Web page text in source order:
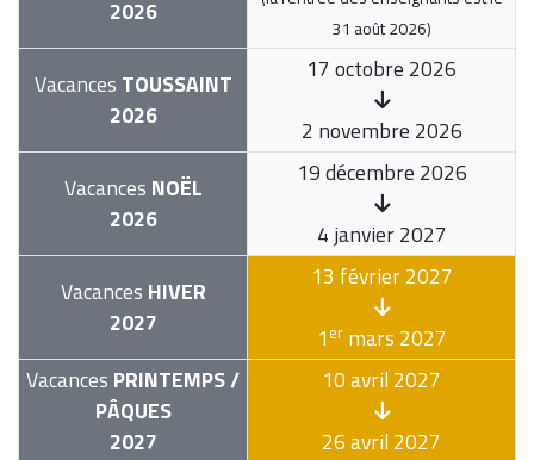
2026
31 août 2026)
Vacances TOUSSAINT
2026
17 octobre 2026
2 novembre 2026
Vacances NOËL
2026
19 décembre 2026
4 janvier 2027
Vacances HIVER
2027
13 février 2027
1ermars 2027
Vacances PRINTEMPS /
PÂQUES
2027
10 avril 2027
26 avril 2027